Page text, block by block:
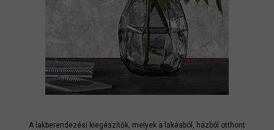
A lakberendezési kiegészítők, melyek a lakásból, házból otthont